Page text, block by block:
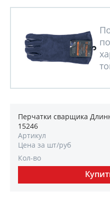
Перчатки сварщика
15246
Артикул
Цена за шт/руб
Кол-во